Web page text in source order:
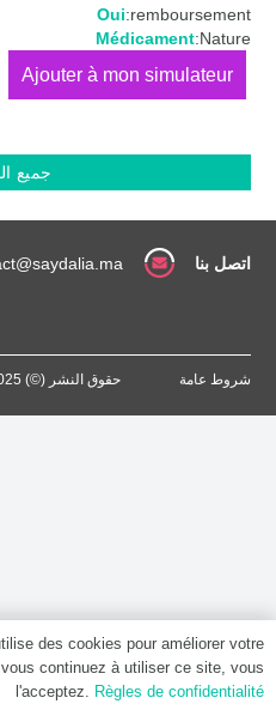
remboursement:
Oui
Nature:
Médicament
كمية
MG
buvable
جميع
اتصل بنا
شروط عامة حقوق النشر (©) 2025| SAYDALIA.MA
des cookies pour améliorer votre
continuez à utiliser ce site, vous
l'acceptez. Règles de confidentialité